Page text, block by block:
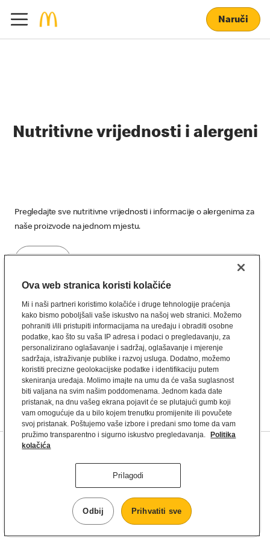
Naruči
Nutritivne vrijednosti i alergeni
Pregledajte sve nutritivne vrijednosti i informacije o alergenima za
naše proizvode na jednom mjestu.
Cjenici Nutritivne vrijednosti i alergeni
McDonald's © 2026.
Ova web stranica koristi kolačiće
Mi i naši partneri koristimo kolačiće i druge tehnologije praćenja
kako bismo poboljšali vaše iskustvo na našoj web stranici. Možemo
pohraniti i/ili pristupiti informacijama na uređaju i obraditi osobne
podatke, kao što su vaša IP adresa i podaci o pregledavanju, za
personalizirano oglašavanje i sadržaj, oglašavanje i mjerenje
sadržaja, istraživanje publike i razvoj usluga. Dodatno, možemo
koristiti precizne geolokacijske podatke i identifikaciju putem
skeniranja uređaja. Molimo imajte na umu da će vaša suglasnost
biti valjana na svim našim poddomenama. Jednom kada date
pristanak, na dnu vašeg ekrana pojavit će se plutajući gumb koji
vam omogućuje da u bilo kojem trenutku promijenite ili povučete
svoj pristanak. Poštujemo vaše izbore i predani smo tome da vam
pružimo transparentno i sigurno iskustvo pregledavanja.
Politika
kolačića
Prilagodi
Odbij Prihvatiti sve